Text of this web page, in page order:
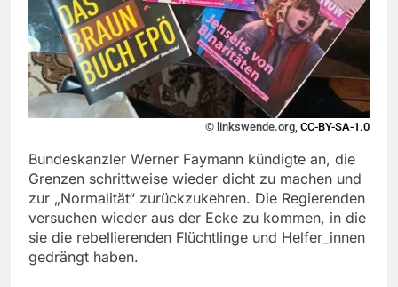
© linkswende.org, CC-BY-SA-1.0
Bundeskanzler Werner Faymann kündigte an, die
Grenzen schrittweise wieder dicht zu machen und
zur „Normalität“ zurückzukehren. Die Regierenden
versuchen wieder aus der Ecke zu kommen, in die
sie die rebellierenden Flüchtlinge und Helfer_innen
gedrängt haben.